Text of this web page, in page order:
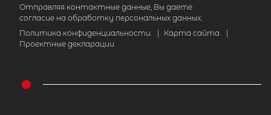
Отправляя контактные данные, Вы даете
согласие на обработку персональных данных.
Политика конфиденциальности
Карта сайта
Проектные декларации